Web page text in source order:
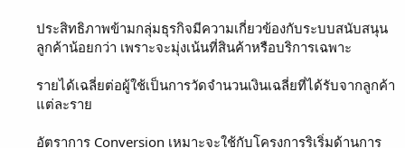
ประสิทธิภาพข้ามกลุ่มธุรกิจมีความเกี่ยวข้องกับระบบสนับสนุน
ลูกค้าน้อยกว่า เพราะจะมุ่งเน้นที่สินค้าหรือบริการเฉพาะ
รายได้เฉลี่ยต่อผู้ใช้เป็นการวัดจำนวนเงินเฉลี่ยที่ได้รับจากลูกค้า
แต่ละราย
อัตราการ Conversion เหมาะจะใช้กับโครงการริเริ่มด้านการ